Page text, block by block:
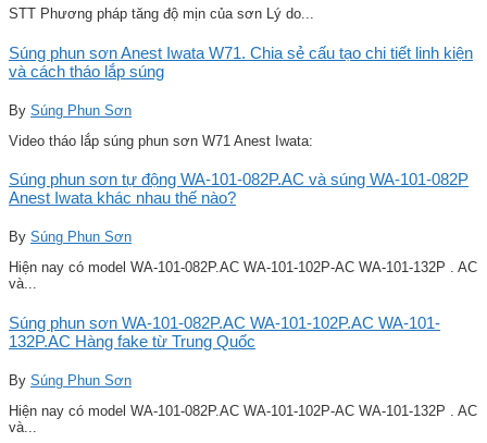
STT Phương pháp tăng độ mịn của sơn Lý do...
Súng phun sơn Anest Iwata W71. Chia sẻ cấu tạo chi tiết linh kiện
và cách tháo lắp súng
By Súng Phun Sơn
Video tháo lắp súng phun sơn W71 Anest Iwata:
Súng phun sơn tự động WA-101-082P.AC và súng WA-101-082P
Anest Iwata khác nhau thế nào?
By Súng Phun Sơn
Hiện nay có model WA-101-082P.AC WA-101-102P-AC WA-101-132P . AC
và...
Súng phun sơn WA-101-082P.AC WA-101-102P.AC WA-101-
132P.AC Hàng fake từ Trung Quốc
By Súng Phun Sơn
Hiện nay có model WA-101-082P.AC WA-101-102P-AC WA-101-132P . AC
và...